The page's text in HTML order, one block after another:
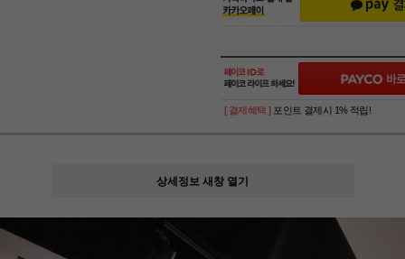
[ 결제혜택 ] 포인트 결제시 1% 적립!
상세정보 새창 열기